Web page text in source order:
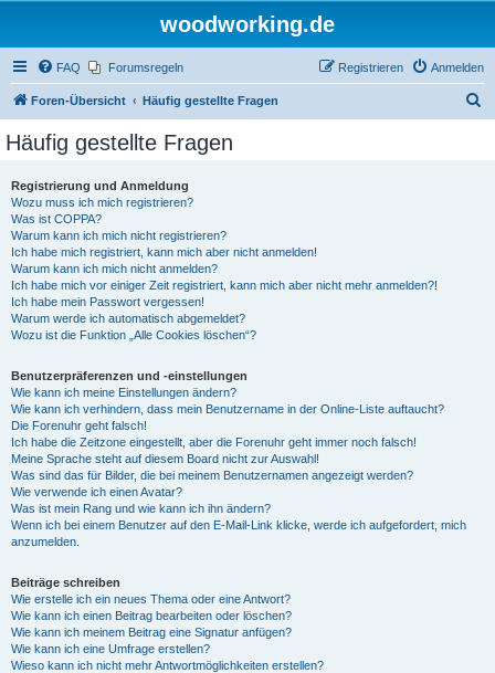
woodworking.de
FAQ Forumsregeln Anmelden
Registrieren
Foren-Übersicht Häufig gestellte Fragen
Häufig gestellte Fragen
Registrierung und Anmeldung
Wozu muss ich mich registrieren?
Was ist COPPA?
Warum kann ich mich nicht registrieren?
Ich habe mich registriert, kann mich aber nicht anmelden!
Warum kann ich mich nicht anmelden?
Ich habe mich vor einiger Zeit registriert, kann mich aber nicht mehr anmelden?!
Ich habe mein Passwort vergessen!
Warum werde ich automatisch abgemeldet?
Wozu ist die Funktion „Alle Cookies löschen“?
Benutzerpräferenzen und -einstellungen
Wie kann ich meine Einstellungen ändern?
Wie kann ich verhindern, dass mein Benutzername in der Online-Liste auftaucht?
Die Forenuhr geht falsch!
Ich habe die Zeitzone eingestellt, aber die Forenuhr geht immer noch falsch!
Meine Sprache steht auf diesem Board nicht zur Auswahl!
Was sind das für Bilder, die bei meinem Benutzernamen angezeigt werden?
Wie verwende ich einen Avatar?
Was ist mein Rang und wie kann ich ihn ändern?
Wenn ich bei einem Benutzer auf den E-Mail-Link klicke, werde ich aufgefordert, mich
anzumelden.
Beiträge schreiben
Wie erstelle ich ein neues Thema oder eine Antwort?
Wie kann ich einen Beitrag bearbeiten oder löschen?
Wie kann ich meinem Beitrag eine Signatur anfügen?
Wie kann ich eine Umfrage erstellen?
Wieso kann ich nicht mehr Antwortmöglichkeiten erstellen?